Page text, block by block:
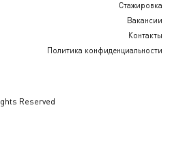
Стажировка
Вакансии
Контакты
Политика конфиденциальности
Reserved